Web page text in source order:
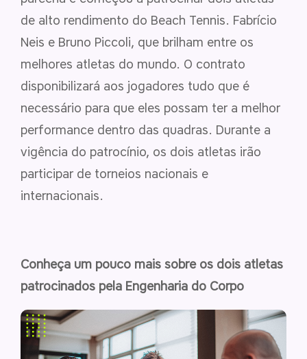
de alto rendimento do Beach Tennis. Fabrício
Neis e Bruno Piccoli, que brilham entre os
melhores atletas do mundo. O contrato
disponibilizará aos jogadores tudo que é
necessário para que eles possam ter a melhor
performance dentro das quadras. Durante a
vigência do patrocínio, os dois atletas irão
participar de torneios nacionais e
internacionais.
Conheça um pouco mais sobre os dois atletas
patrocinados pela Engenharia do Corpo